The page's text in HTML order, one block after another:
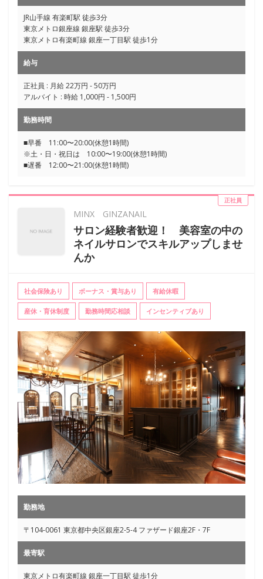
JR山手線 有楽町駅 徒歩3分
東京メトロ銀座線 銀座駅 徒歩3分
東京メトロ有楽町線 銀座一丁目駅 徒歩1分
給与
正社員 : 月給 22万円 - 50万円
アルバイト : 時給 1,000円 - 1,500円
勤務時間
■早番 11:00〜20:00(休憩1時間)
※土・日・祝日は 10:00〜19:00(休憩1時間)
■遅番 12:00〜21:00(休憩1時間)
正社員
MINX GINZANAIL
サロン経験者歓迎！ 美容室の中の
ネイルサロンでスキルアップしませ
んか
社会保険あり ボーナス・賞与あり 有給休暇
産休・育休制度 勤務時間応相談 インセンティブあり
勤務地
〒104-0061 東京都中央区銀座2-5-4 ファザード銀座2F・7F
最寄駅
東京メトロ有楽町線 銀座一丁目駅 徒歩1分